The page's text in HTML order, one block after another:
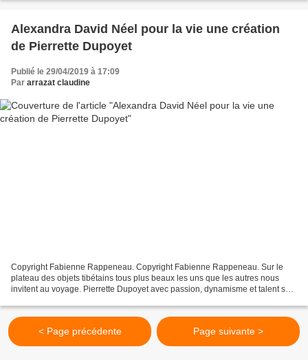
Alexandra David Néel pour la vie une création
de Pierrette Dupoyet
Publié le 29/04/2019 à 17:09
Par arrazat claudine
Copyright Fabienne Rappeneau. Copyright Fabienne Rappeneau. Sur le
plateau des objets tibétains tous plus beaux les uns que les autres nous
invitent au voyage. Pierrette Dupoyet avec passion, dynamisme et talent se
< Page précédente Page suivante >